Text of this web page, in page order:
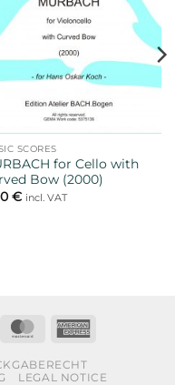
SCORES
for Cello with
Bow (2000)
€ incl. VAT
MasterCard
LEGAL NOTICE